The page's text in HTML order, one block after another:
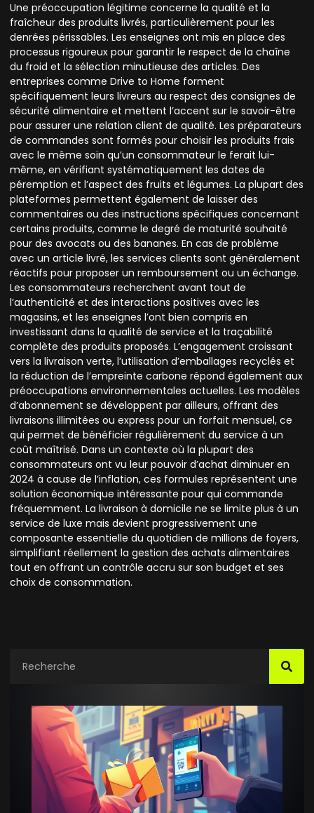
Une préoccupation légitime concerne la qualité et la
fraîcheur des produits livrés, particulièrement pour les
denrées périssables. Les enseignes ont mis en place des
processus rigoureux pour garantir le respect de la chaîne
du froid et la sélection minutieuse des articles. Des
entreprises comme Drive to Home forment
spécifiquement leurs livreurs au respect des consignes de
sécurité alimentaire et mettent l’accent sur le savoir-être
pour assurer une relation client de qualité. Les préparateurs
de commandes sont formés pour choisir les produits frais
avec le même soin qu’un consommateur le ferait lui-
même, en vérifiant systématiquement les dates de
péremption et l’aspect des fruits et légumes. La plupart des
plateformes permettent également de laisser des
commentaires ou des instructions spécifiques concernant
certains produits, comme le degré de maturité souhaité
pour des avocats ou des bananes. En cas de problème
avec un article livré, les services clients sont généralement
réactifs pour proposer un remboursement ou un échange.
Les consommateurs recherchent avant tout de
l’authenticité et des interactions positives avec les
magasins, et les enseignes l’ont bien compris en
investissant dans la qualité de service et la traçabilité
complète des produits proposés. L’engagement croissant
vers la livraison verte, l’utilisation d’emballages recyclés et
la réduction de l’empreinte carbone répond également aux
préoccupations environnementales actuelles. Les modèles
d’abonnement se développent par ailleurs, offrant des
livraisons illimitées ou express pour un forfait mensuel, ce
qui permet de bénéficier régulièrement du service à un
coût maîtrisé. Dans un contexte où la plupart des
consommateurs ont vu leur pouvoir d’achat diminuer en
2024 à cause de l’inflation, ces formules représentent une
solution économique intéressante pour qui commande
fréquemment. La livraison à domicile ne se limite plus à un
service de luxe mais devient progressivement une
composante essentielle du quotidien de millions de foyers,
simplifiant réellement la gestion des achats alimentaires
tout en offrant un contrôle accru sur son budget et ses
choix de consommation.